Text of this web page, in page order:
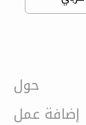
حول
إضافة عمل